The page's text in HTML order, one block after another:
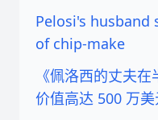
Pelosi's
of chip-make
《佩洛西的丈夫
价值高达 500 万美